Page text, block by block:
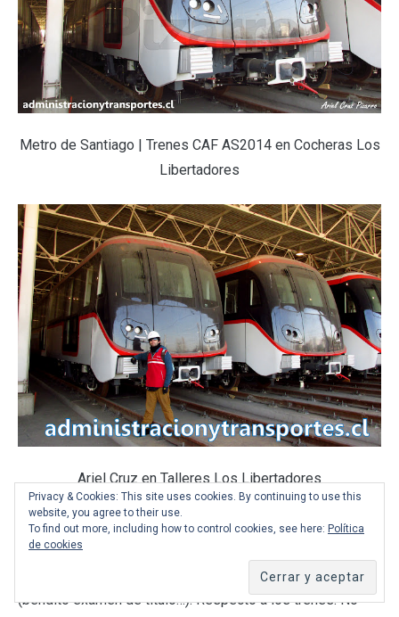
Metro de Santiago | Trenes CAF AS2014 en Cocheras Los
Libertadores
Ariel Cruz en Talleres Los Libertadores
Agradezco aMauricio Martínez, otro crack de Metro, por
tomar casi todas las fotos donde aparezco con los trenes.
A ver si alguna vez tengo la oportunidad de entrevistarlo
(bendito examen de título…). Respecto a los trenes. No
Privacy & Cookies: This site uses cookies. By continuing to use this
website, you agree to their use.
To find out more, including how to control cookies, see here: Política
de cookies